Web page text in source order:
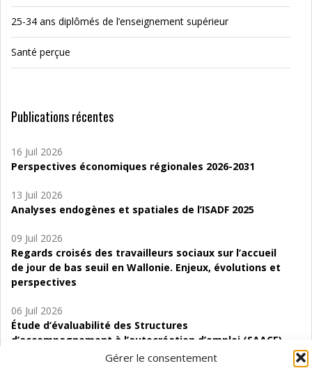
Gérer le consentement
25-34 ans diplômés de l’enseignement supérieur
Santé perçue
Publications récentes
16 Juil 2026
Perspectives économiques régionales 2026-2031
13 Juil 2026
Analyses endogènes et spatiales de l’ISADF 2025
09 Juil 2026
Regards croisés des travailleurs sociaux sur l’accueil
de jour de bas seuil en Wallonie. Enjeux, évolutions et
perspectives
06 Juil 2026
Étude d’évaluabilité des Structures
d’accompagnement à l’autocréation d’emploi (SAACE)